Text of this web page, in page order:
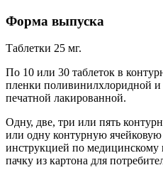
Форма выпуска
Таблетки 25 мг.
По 10 или 30 таблеток в
пленки поливинилхлоридной
печатной лакированной.
Одну, две, три или пять
или одну контурную
инструкцией по
пачку из картона для